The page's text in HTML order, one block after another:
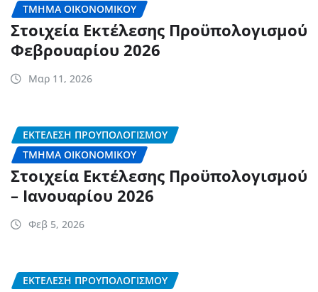
ΤΜΉΜΑ ΟΙΚΟΝΟΜΙΚΟΎ
Στοιχεία Εκτέλεσης Προϋπολογισμού
Φεβρουαρίου 2026
Μαρ 11, 2026
ΕΚΤΈΛΕΣΗ ΠΡΟΎΠΟΛΟΓΙΣΜΟΥ
ΤΜΉΜΑ ΟΙΚΟΝΟΜΙΚΟΎ
Στοιχεία Εκτέλεσης Προϋπολογισμού
– Ιανουαρίου 2026
Φεβ 5, 2026
ΕΚΤΈΛΕΣΗ ΠΡΟΎΠΟΛΟΓΙΣΜΟΥ